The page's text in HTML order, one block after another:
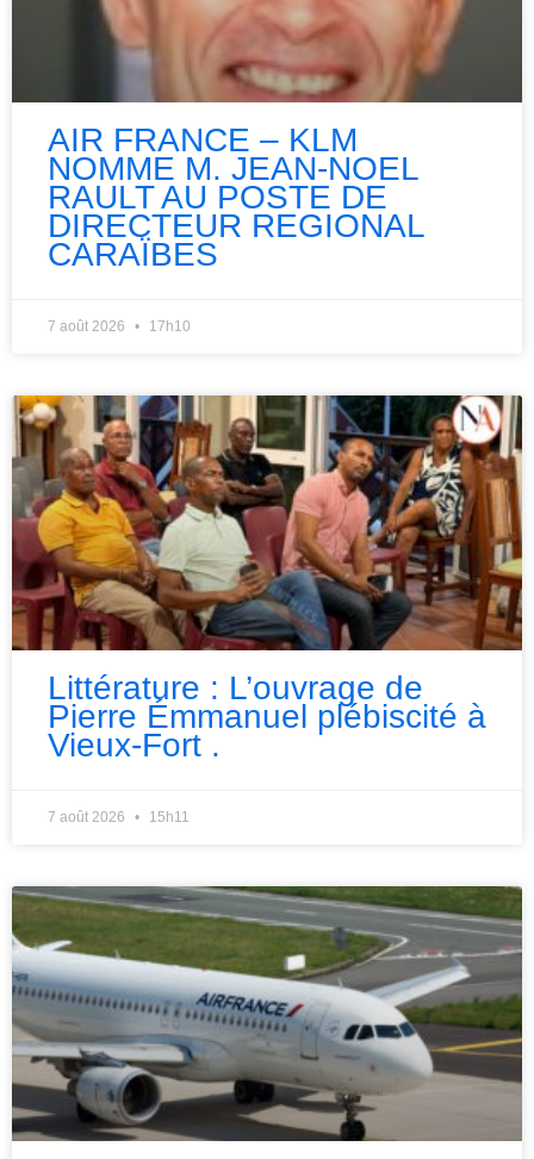
AIR FRANCE – KLM
NOMME M. JEAN-NOEL
RAULT AU POSTE DE
DIRECTEUR REGIONAL
CARAÏBES
7 août 2026 17h10
Littérature : L’ouvrage de
Pierre Émmanuel plébiscité à
Vieux-Fort .
7 août 2026 15h11